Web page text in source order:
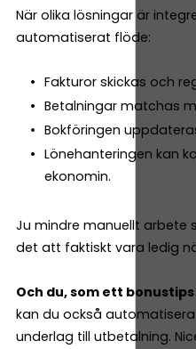
När olika lösningar är
automatiserat flöde:
Fakturor skickas och
Betalningar matchas
Bokföringen
Lönehanteringen kan
ekonomin.
Ju mindre manuellt arbete
det att faktiskt vara ledig
Och du, som ett
kan du också
underlag till utbetalning.